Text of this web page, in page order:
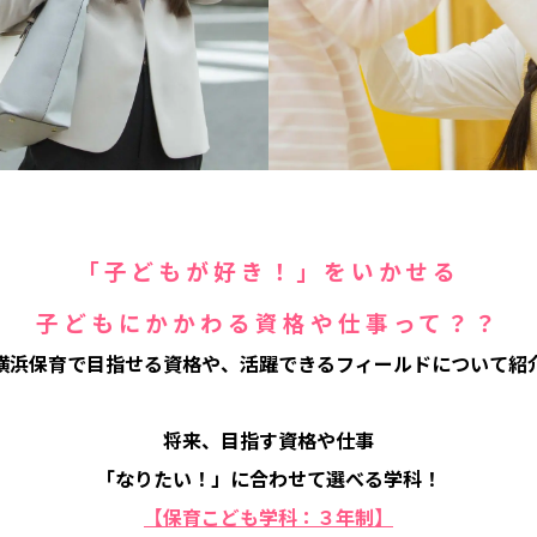
「子どもが好き！」をいかせる
子どもにかかわる資格や仕事って？？
浜保育で目指せる資格や、活躍できるフィールドについて紹
将来、目指す資格や仕事
「なりたい！」に合わせて選べる学科！
【保育こども学科：３年制】